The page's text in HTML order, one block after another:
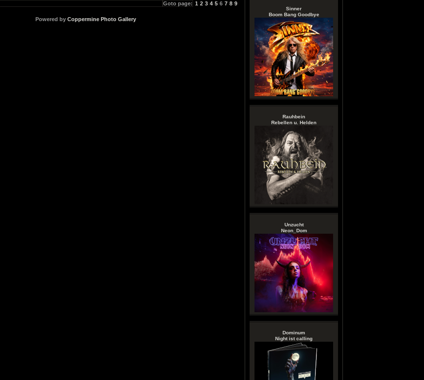
Sinner
Boom Bang Goodbye
Rauhbein
Rebellen u. Helden
Unzucht
Neon_Dom
Dominum
Night ist calling
Goto page: 1 2 3 4 5 6 7 8 9
Powered by Coppermine Photo Gallery